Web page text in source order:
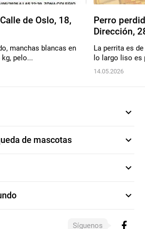
de Oslo, 18,
manchas blancas en
pelo...
Perro
Dirección,
La perrita es
lo largo liso es
14.05.2026
expand_more
de mascotas expand_more
expand_more
expand_more
Síguenos